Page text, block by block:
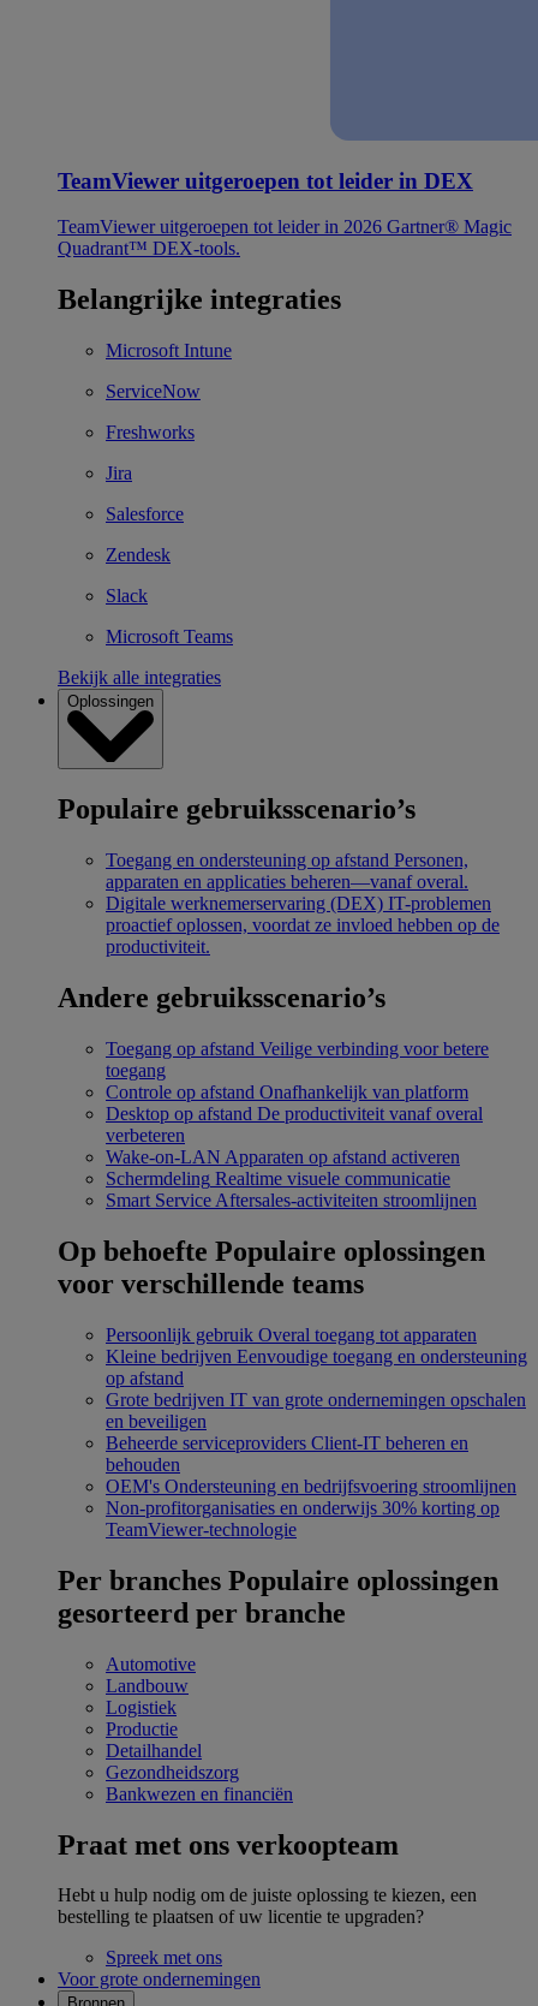
TeamViewer uitgeroepen tot leider in DEX
TeamViewer uitgeroepen tot leider in 2026 Gartner® Magic
Quadrant™ DEX-tools.
Belangrijke integraties
Microsoft Intune
ServiceNow
Freshworks
Jira
Salesforce
Zendesk
Slack
Microsoft Teams
Bekijk alle integraties
Oplossingen
Populaire gebruiksscenario’s
Toegang en ondersteuning op afstand Personen,
apparaten en applicaties beheren—vanaf overal.
Digitale werknemerservaring (DEX) IT-problemen
proactief oplossen, voordat ze invloed hebben op de
productiviteit.
Andere gebruiksscenario’s
Toegang op afstand Veilige verbinding voor betere
toegang
Controle op afstand Onafhankelijk van platform
Desktop op afstand De productiviteit vanaf overal
verbeteren
Wake-on-LAN Apparaten op afstand activeren
Schermdeling Realtime visuele communicatie
Smart Service Aftersales-activiteiten stroomlijnen
Op behoefte Populaire oplossingen
voor verschillende teams
Persoonlijk gebruik Overal toegang tot apparaten
Kleine bedrijven Eenvoudige toegang en ondersteuning
op afstand
Grote bedrijven IT van grote ondernemingen opschalen
en beveiligen
Beheerde serviceproviders Client-IT beheren en
behouden
OEM's Ondersteuning en bedrijfsvoering stroomlijnen
Non-profitorganisaties en onderwijs 30% korting op
TeamViewer-technologie
Per branches Populaire oplossingen
gesorteerd per branche
Automotive
Landbouw
Logistiek
Productie
Detailhandel
Gezondheidszorg
Bankwezen en financiën
Praat met ons verkoopteam
Hebt u hulp nodig om de juiste oplossing te kiezen, een
bestelling te plaatsen of uw licentie te upgraden?
Spreek met ons
Voor grote ondernemingen